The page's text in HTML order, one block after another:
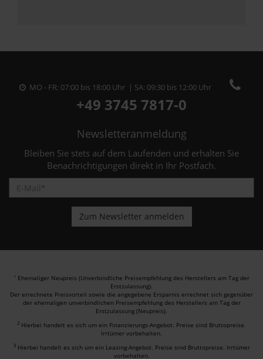
MO - FR: 07:00 bis 18:00 Uhr | SA: 09:30 bis 12:00 Uhr
+49 3745 7817-0
Newsletteranmeldung
Bleiben Sie stets auf dem Laufenden und erhalten Sie
Benachrichtigungen direkt in Ihr Postfach.
1 Ehemaliger Neupreis (Unverbindliche Preisempfehlung des Herstellers am Tag der
Erstzulassung).
Der errechnete Preisvorteil sowie die angegebene Ersparnis errechnet sich gegenüber
der ehemaligen unverbindlichen Preisempfehlung des Herstellers am Tag der
Erstzulassung (Neupreis).
2 Hierbei handelt es sich um ein Finanzierungs-Angebot. Preise sind Bruttopreise.
Irrtümer vorbehalten.
3 Hierbei handelt es sich um ein Leasing-Angebot. Preise sind Bruttopreise. Irrtümer
vorbehalten.